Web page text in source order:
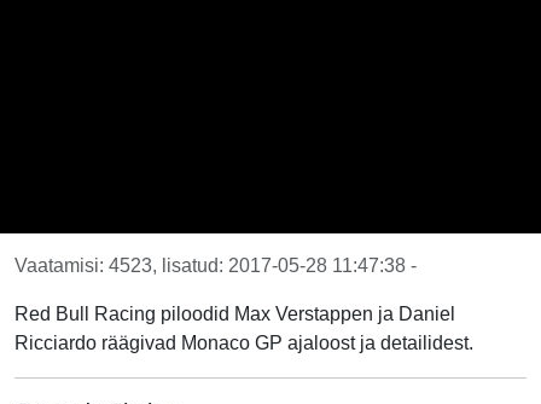
Vaatamisi: 4523, lisatud: 2017-05-28 11:47:38 -
Red Bull Racing piloodid Max Verstappen ja Daniel
Ricciardo räägivad Monaco GP ajaloost ja detailidest.